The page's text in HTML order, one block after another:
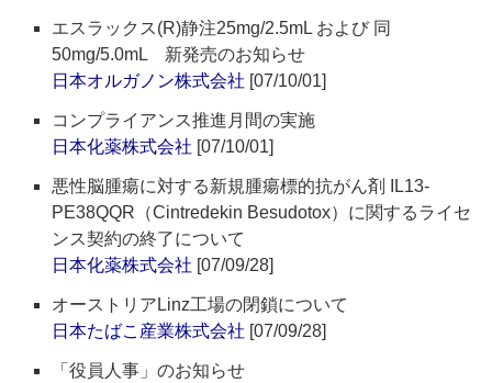
エスラックス(R)静注25mg/2.5mL および 同
50mg/5.0mL 新発売のお知らせ
日本オルガノン株式会社 [07/10/01]
コンプライアンス推進月間の実施
日本化薬株式会社 [07/10/01]
悪性脳腫瘍に対する新規腫瘍標的抗がん剤 IL13-
PE38QQR（Cintredekin Besudotox）に関するライセ
ンス契約の終了について
日本化薬株式会社 [07/09/28]
オーストリアLinz工場の閉鎖について
日本たばこ産業株式会社 [07/09/28]
「役員人事」のお知らせ